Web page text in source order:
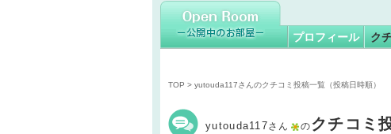
プロフィール ク
TOP > yutouda117さんのクチコミ投稿一覧（投稿日時順）
yutouda117さん のクチコミ